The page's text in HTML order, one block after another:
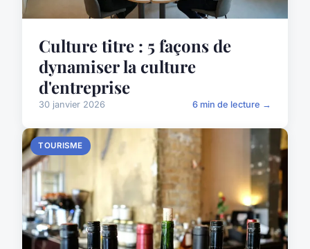
Culture titre : 5 façons de
dynamiser la culture
d'entreprise
30 janvier 2026 6 min de lecture →
TOURISME